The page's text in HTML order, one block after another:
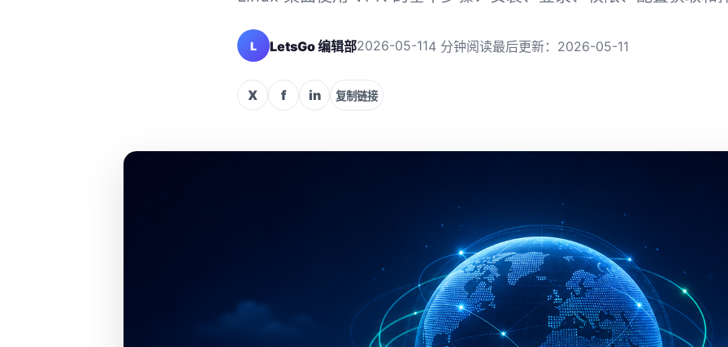
L LetsGo 编辑部2026-05-114 分钟阅读最后更新：2026-05-11
X f in 复制链接